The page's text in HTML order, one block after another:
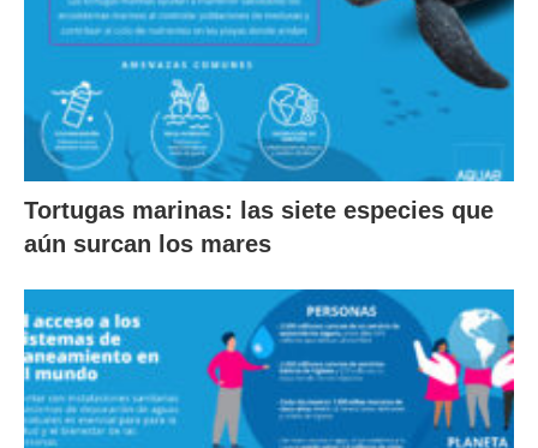
Tortugas marinas: las siete especies que
aún surcan los mares